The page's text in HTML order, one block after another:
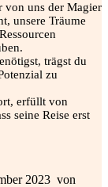
von uns der Magier
unsere Träume
trägst du
zu
erfüllt von
seine Reise erst
2023 von